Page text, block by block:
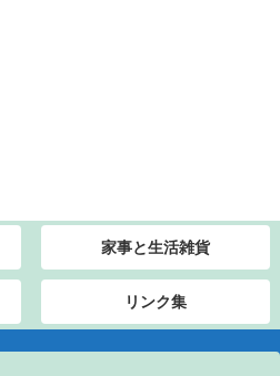
家事と生活雑貨
リンク集